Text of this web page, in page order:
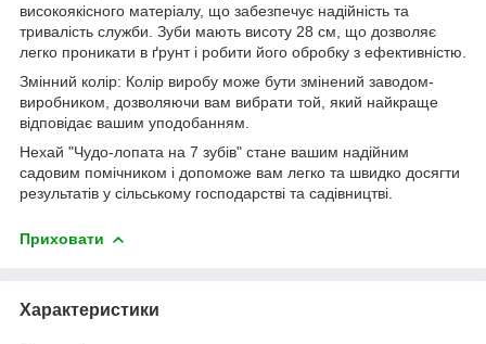
високоякісного матеріалу, що забезпечує надійність та
тривалість служби. Зуби мають висоту 28 см, що дозволяє
легко проникати в ґрунт і робити його обробку з ефективністю.
Змінний колір: Колір виробу може бути змінений заводом-
виробником, дозволяючи вам вибрати той, який найкраще
відповідає вашим уподобанням.
Нехай "Чудо-лопата на 7 зубів" стане вашим надійним
садовим помічником і допоможе вам легко та швидко досягти
результатів у сільському господарстві та садівництві.
Приховати
Характеристики